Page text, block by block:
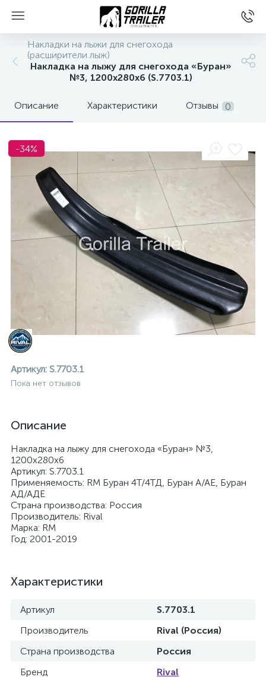
Накладки на лыжи для снегохода
(расширители лыж)
Накладка на лыжу для снегохода «Буран»
№3, 1200x280x6 (S.7703.1)
Описание Характеристики Отзывы 0
-34%
Артикул: S.7703.1
Пока нет отзывов
Описание
Накладка на лыжу для снегохода «Буран» №3,
1200x280x6
Артикул: S.7703.1
Применяемость: RM Буран 4Т/4ТД, Буран А/АЕ, Буран
АД/АДЕ
Страна производства: Россия
Производитель: Rival
Марка: RM
Год: 2001-2019
Характеристики
Артикул
S.7703.1
Производитель
Rival (Россия)
Страна производства
Россия
Бренд
Rival